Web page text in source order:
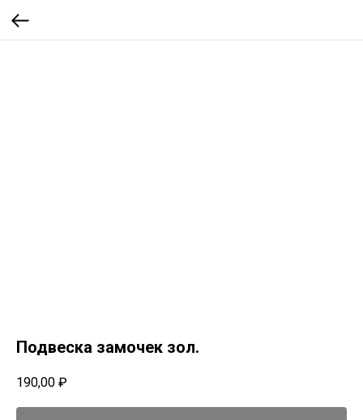
Подвеска замочек зол.
190,00 ₽